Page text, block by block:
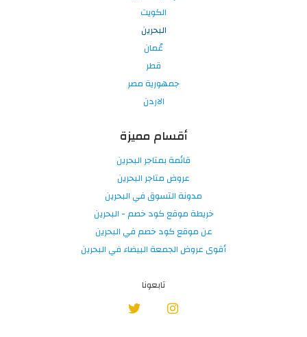
الكويت
البحرين
عُمان
قطر
جمهورية مصر
الاردن
أقسام مميزة
قائمة بمتاجر البحرين
عروض متاجر البحرين
مدونة التسوق في البحرين
خريطة موقع كود خصم - البحرين
عن موقع كود خصم في البحرين
أقوى عروض الجمعة البيضاء في البحرين
تابعونا